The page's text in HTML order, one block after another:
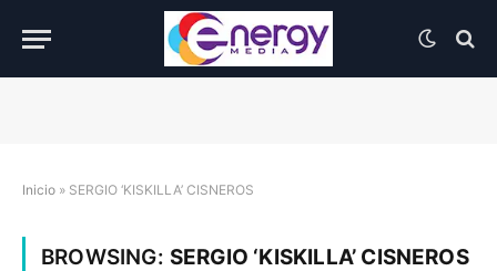
Inicio » SERGIO ‘KISKILLA’ CISNEROS
BROWSING: SERGIO ‘KISKILLA’ CISNEROS